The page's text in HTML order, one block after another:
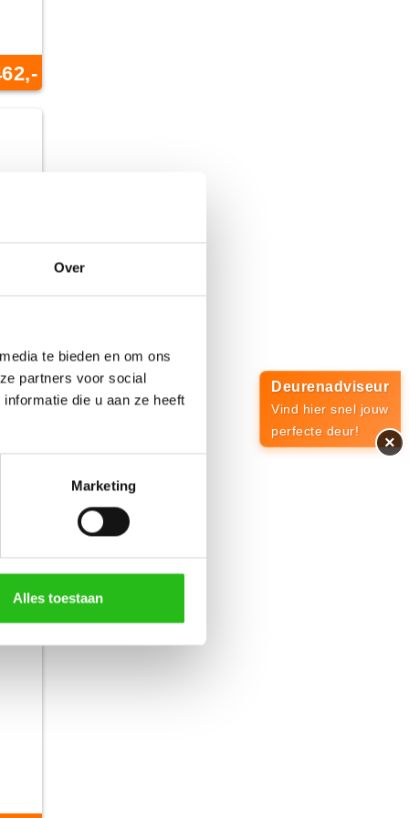
Over
te bieden en om ons
partners voor social
die u aan ze heeft
Marketing
Alles toestaan
Deurenadviseur
Vind hier snel jouw
perfecte deur!
×